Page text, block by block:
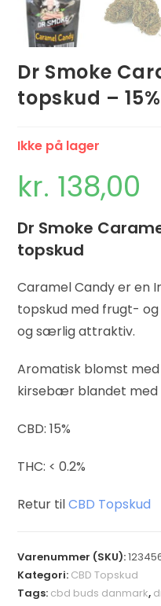
Dr Smoke
topskud –
Ikke på lager
kr. 138,00
Dr Smoke
topskud
Caramel Candy er en
topskud med frugt-
og særlig attraktiv.
Aromatisk blomst
kirsebær blandet med
CBD: 15%
THC: < 0.2%
Retur tilCBD Topskud
Varenummer (SKU):
Kategori: CBD Topskud
Tags: cbd buds danmark,